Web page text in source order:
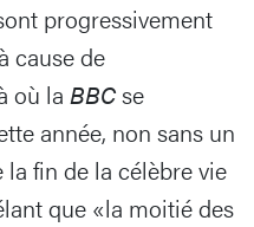
progressivement
cause de
où la BBCse
année, non sans un
fin de la célèbre vie
que «la moitié des